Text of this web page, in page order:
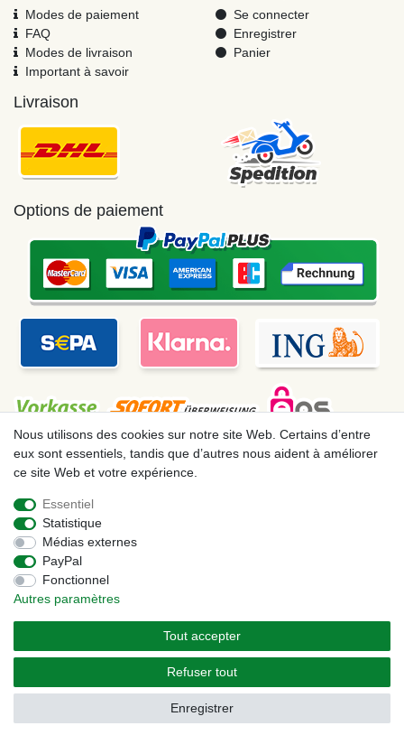
Modes de paiement
FAQ
Modes de livraison
Important à savoir
Se connecter
Enregistrer
Panier
Livraison
Options de paiement
Mentions légales Déclaration de confidentialité
Conditions générales
Rétracter le contrat ici
© Copyright 2026 | Tous droits réservés. – Les prix indiqués par le Vendeur au
Nous utilisons des cookies sur notre site Web. Certains d’entre
eux sont essentiels, tandis que d’autres nous aident à améliorer
ce site Web et votre expérience.
Essentiel
Statistique
Médias externes
PayPal
Fonctionnel
Autres paramètres
Tout accepter
Refuser tout
Enregistrer